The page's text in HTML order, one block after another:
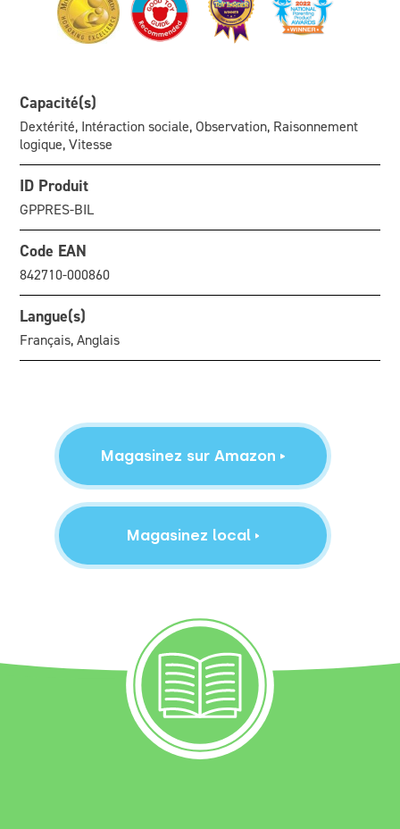
Capacité(s)
Dextérité, Intéraction sociale, Observation, Raisonnement
logique, Vitesse
ID Produit
GPPRES-BIL
Code EAN
842710-000860
Langue(s)
Français, Anglais
Magasinez sur Amazon
Magasinez local